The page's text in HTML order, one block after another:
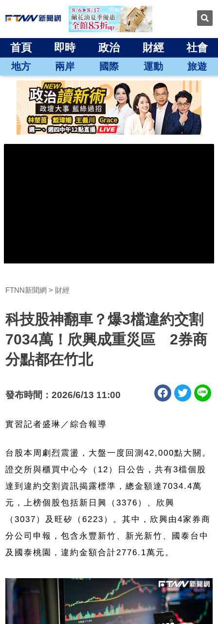
首頁 即時 政治 財經 社會
地方 兩岸 國際 運動 旅遊
FTNN新聞網 財經
科技股神翻車？爆3檔違約交割
7034萬！欣興成重災區 2券商
分點都在竹北
發布時間：2026/6/13 11:00
實習記者盛琳／綜合報導
台股本周劇烈震盪，大盤一度回測42,000點大關。
證交所與櫃買中心今（12）日公告，共有3檔個股
達到違約交割資訊揭露標準，總金額達7034.4萬
元，上榜個股包括新日興（3376）、欣興
（3037）及旺矽（6223）。其中，欣興由4家券商
分公司申報，包含永豐新竹、新光新竹、國泰台中
及國泰桃園，違約金額合計2776.1萬元。